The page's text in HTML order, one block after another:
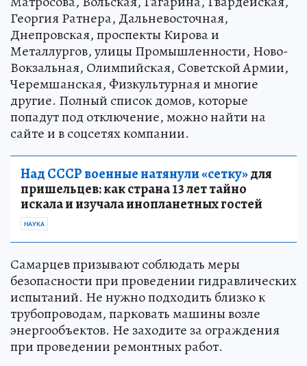
Георгия Ратнера, Дальневосточная,
Днепровская, проспекты Кирова и
Металлургов, улицы Промышленности, Ново-
Вокзальная, Олимпийская, Советской Армии,
Черемшанская, Физкультурная и многие
другие. Полный список домов, которые
попадут под отключение, можно найти на
сайте и в соцсетях компании.
Над СССР военные натянули «сетку»для
пришельцев: как страна 13 лет тайно
искала и изучала инопланетных гостей
НАУКА
Самарцев призывают соблюдать меры
безопасности при проведении гидравлических
испытаний. Не нужно подходить близко к
трубопроводам, парковать машины возле
энергообъектов. Не заходите за ограждения
при проведении ремонтных работ.